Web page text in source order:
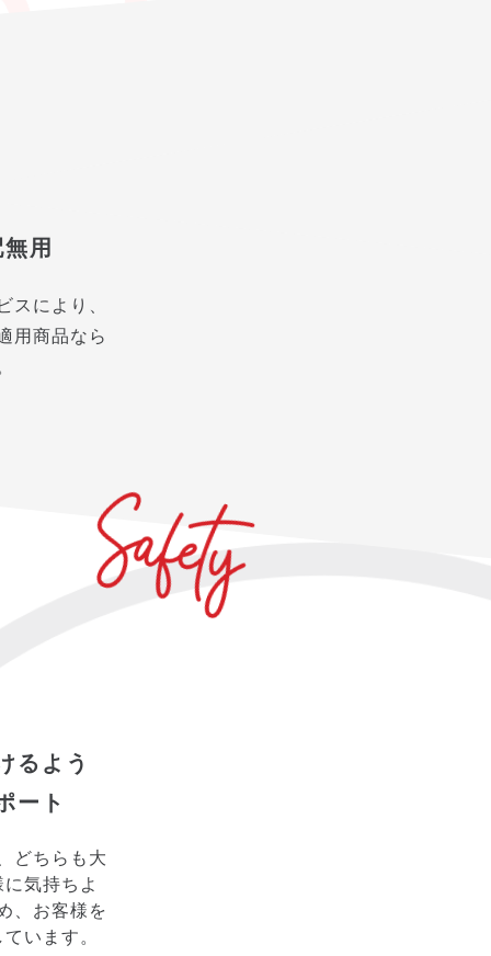
用
により、
用商品なら
るよう
ート
どちらも大
気持ちよ
、お客様を
います。